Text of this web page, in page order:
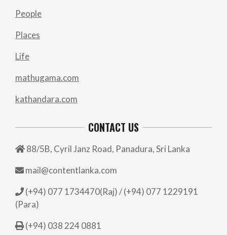
People
Places
Life
mathugama.com
kathandara.com
CONTACT US
88/5B, Cyril Janz Road, Panadura, Sri Lanka
mail@contentlanka.com
(+94) 077 1734470(Raj) / (+94) 077 1229191
(Para)
(+94) 038 224 0881